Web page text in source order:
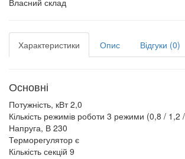
Власний склад
Характеристики Опис Відгуки (0)
Основні
Потужність, кВт 2,0
Кількість режимів роботи 3 режими (0,8 / 1,2
Напруга, В 230
Терморегулятор є
Кількість секцій 9